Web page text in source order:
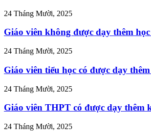
24 Tháng Mười, 2025
Giáo viên không được dạy thêm
24 Tháng Mười, 2025
Giáo viên tiểu học có được dạy
24 Tháng Mười, 2025
Giáo viên THPT có được dạy thêm
24 Tháng Mười, 2025